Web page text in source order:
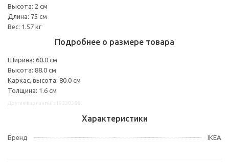
Высота: 2 см
Длина: 75 см
Вес: 1.57 кг
Подробнее о размере товара
Ширина: 60.0 см
Высота: 88.0 см
Каркас, высота: 80.0 см
Толщина: 1.6 см
Характеристики
Бренд IKEA